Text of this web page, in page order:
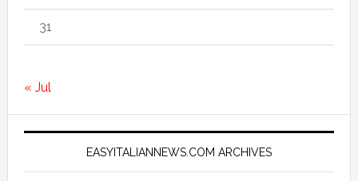
31
« Jul
EASYITALIANNEWS.COM ARCHIVES